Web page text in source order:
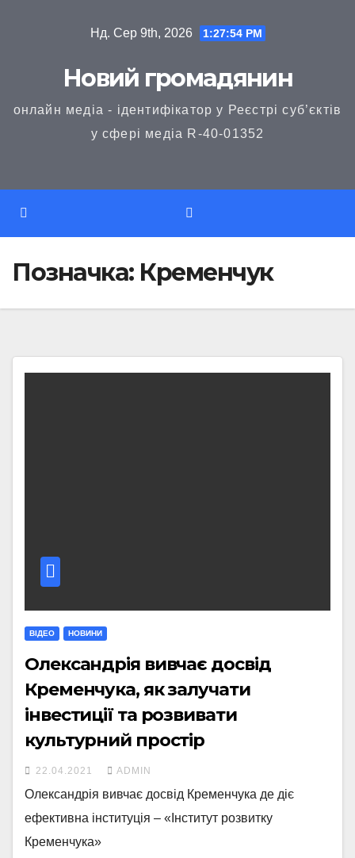
Нд. Сер 9th, 2026 1:27:54 PM
Новий громадянин
онлайн медіа - ідентифікатор у Реєстрі суб’єктів
у сфері медіа R-40-01352
Позначка: Кременчук
ВІДЕО НОВИНИ
Олександрія вивчає досвід
Кременчука, як залучати
інвестиції та розвивати
культурний простір
22.04.2021 ADMIN
Олександрія вивчає досвід Кременчука де діє
ефективна інституція – «Інститут розвитку
Кременчука»